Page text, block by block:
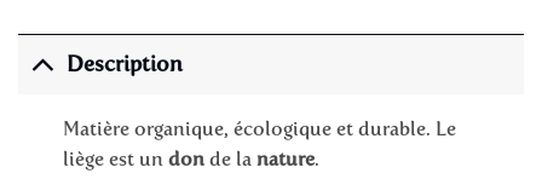
Description
Matière organique, écologique et durable. Le
liège est un donde la nature.